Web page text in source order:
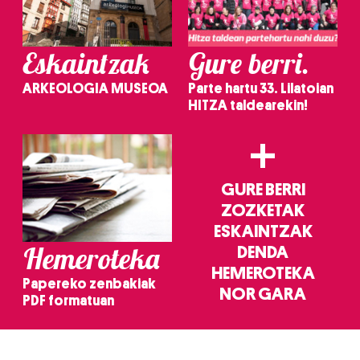
Eskaintzak
ARKEOLOGIA MUSEOA
Gure berri.
Parte hartu 33. Lilatoian
HITZA taldearekin!
Hemeroteka
Papereko zenbakiak
PDF formatuan
+
GURE BERRI
ZOZKETAK
ESKAINTZAK
DENDA
HEMEROTEKA
NOR GARA